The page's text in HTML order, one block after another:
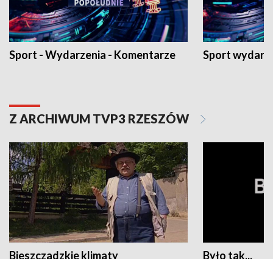
Sport - Wydarzenia - Komentarze Sport
Z ARCHIWUM TVP3 RZESZÓW
Bieszczadzkie klimaty Było tak...